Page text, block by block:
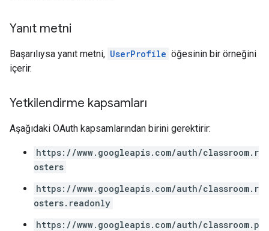
Yanıt metni
Başarılıysa yanıt metni, UserProfile öğesinin bir örneğini
içerir.
Yetkilendirme kapsamları
Aşağıdaki OAuth kapsamlarından birini gerektirir:
https://www.googleapis.com/auth/classroom.r
osters
https://www.googleapis.com/auth/classroom.r
osters.readonly
https://www.googleapis.com/auth/classroom.p